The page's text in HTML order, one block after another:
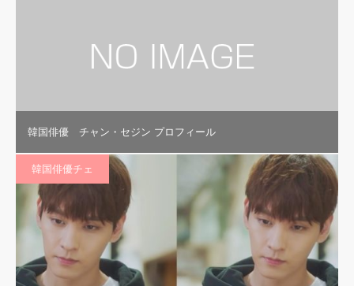
韓国俳優 チャン・セジン プロフィール
韓国俳優チェ